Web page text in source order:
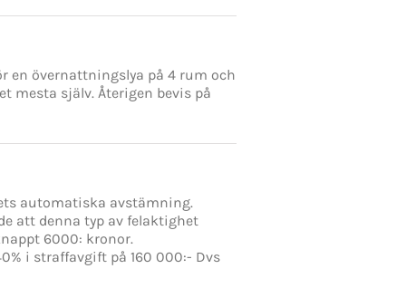
en övernattningslya på 4 rum och
mesta själv. Återigen bevis på
automatiska avstämning.
att denna typ av felaktighet
6000: kronor.
i straffavgift på 160 000:- Dvs